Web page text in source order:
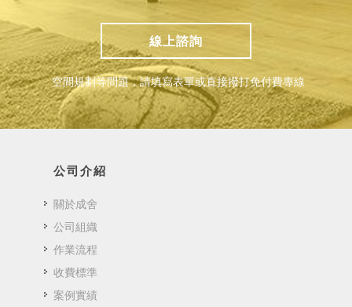
線上諮詢
空間規劃等問題，請填寫表單或直接撥打免付費專線
公司介紹
關於成舍
公司組織
作業流程
收費標準
案例實績